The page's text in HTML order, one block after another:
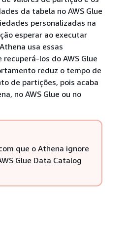
da tabela no AWS Glue
personalizadas na
esperar ao executar
usa essas
los do AWS Glue
reduz o tempo de
de partições, pois acaba
no AWS Glue ou no
que o Athena ignore
Glue Data Catalog